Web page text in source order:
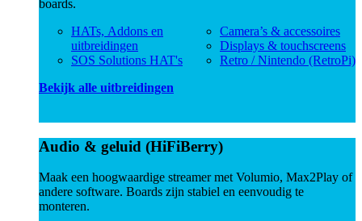
boards.
HATs, Addons en
uitbreidingen
SOS Solutions HAT's
Camera’s & accessoires
Displays & touchscreens
Retro / Nintendo (RetroPi)
Bekijk alle uitbreidingen
Audio & geluid (HiFiBerry)
Maak een hoogwaardige streamer met Volumio, Max2Play of
andere software. Boards zijn stabiel en eenvoudig te
monteren.